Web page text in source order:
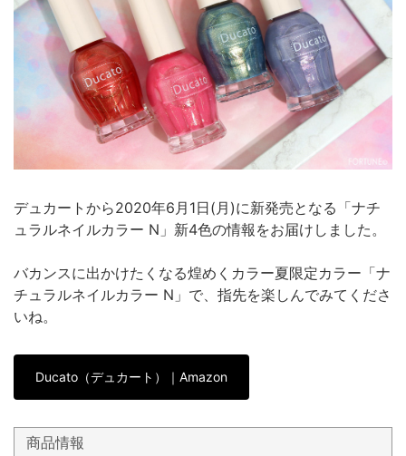
デュカートから2020年6月1日(月)に新発売となる「ナチ
ュラルネイルカラー N」新4色の情報をお届けしました。
バカンスに出かけたくなる煌めくカラー夏限定カラー「ナ
チュラルネイルカラー N」で、指先を楽しんでみてくださ
いね。
Ducato（デュカート）｜Amazon
商品情報